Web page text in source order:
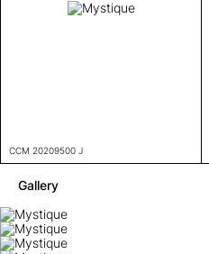
CCM 20209500 J
Gallery